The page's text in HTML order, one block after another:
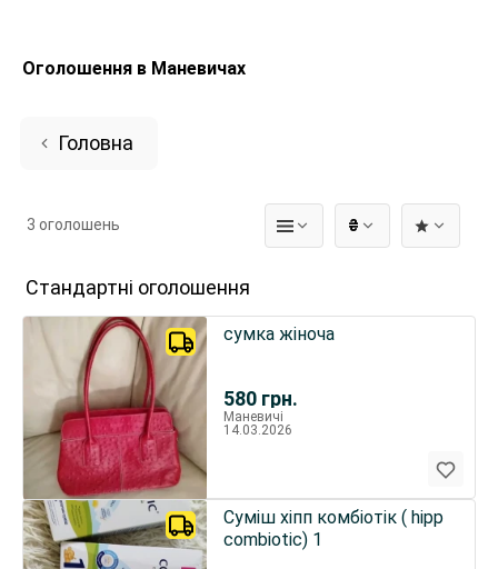
Оголошення в Маневичах
Головна
₴
3 оголошень
Стандартні оголошення
580 грн.
сумка жіноча
Маневичі
14.03.2026
Суміш хіпп комбіотік ( hipp
combiotic) 1